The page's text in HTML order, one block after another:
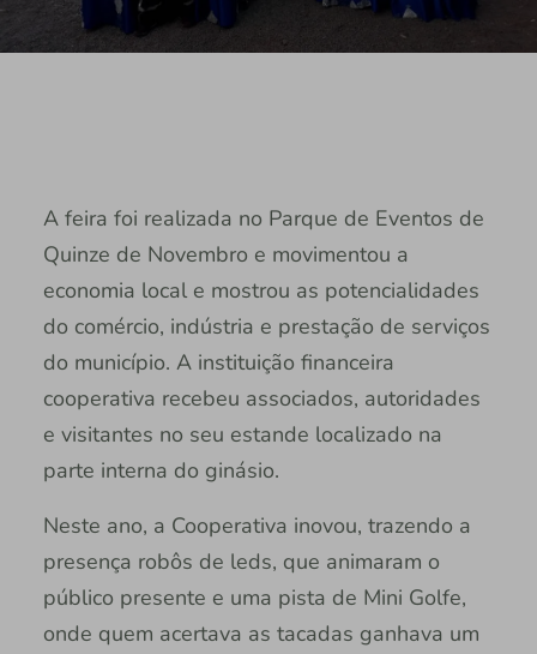
A feira foi realizada no Parque de Eventos de
Quinze de Novembro e movimentou a
economia local e mostrou as potencialidades
do comércio, indústria e prestação de serviços
do município. A instituição financeira
cooperativa recebeu associados, autoridades
e visitantes no seu estande localizado na
parte interna do ginásio.
Neste ano, a Cooperativa inovou, trazendo a
presença robôs de leds, que animaram o
público presente e uma pista de Mini Golfe,
onde quem acertava as tacadas ganhava um